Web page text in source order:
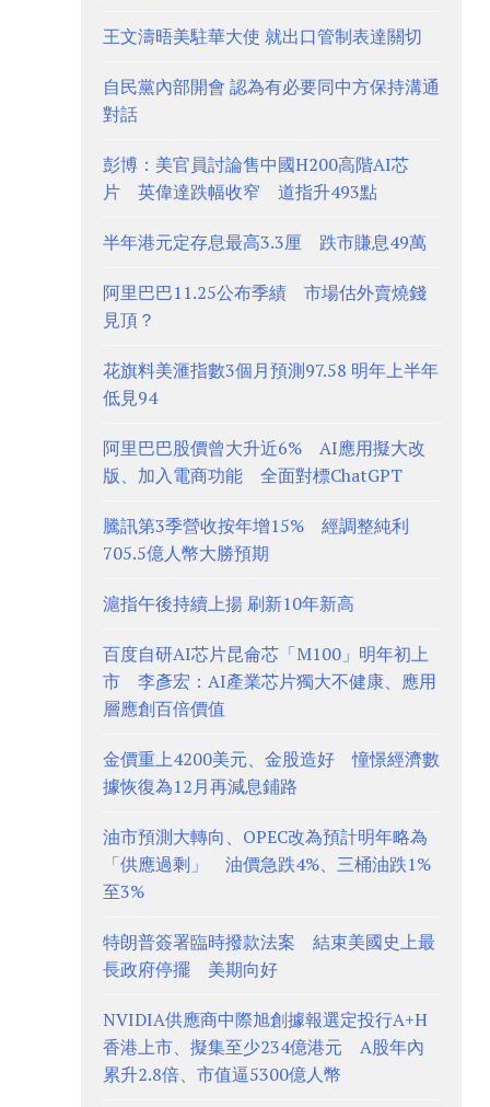
王文濤晤美駐華大使 就出口管制表達關切
自民黨內部開會 認為有必要同中方保持溝通
對話
彭博：美官員討論售中國H200高階AI芯
片 英偉達跌幅收窄 道指升493點
半年港元定存息最高3.3厘 跌市賺息49萬
阿里巴巴11.25公布季績 市場估外賣燒錢
見頂？
花旗料美滙指數3個月預測97.58 明年上半年
低見94
阿里巴巴股價曾大升近6% AI應用擬大改
版、加入電商功能 全面對標ChatGPT
騰訊第3季營收按年增15% 經調整純利
705.5億人幣大勝預期
滬指午後持續上揚 刷新10年新高
百度自研AI芯片昆侖芯「M100」明年初上
市 李彥宏：AI產業芯片獨大不健康、應用
層應創百倍價值
金價重上4200美元、金股造好 憧憬經濟數
據恢復為12月再減息鋪路
油市預測大轉向、OPEC改為預計明年略為
「供應過剩」 油價急跌4%、三桶油跌1%
至3%
特朗普簽署臨時撥款法案 結束美國史上最
長政府停擺 美期向好
NVIDIA供應商中際旭創據報選定投行A+H
香港上市、擬集至少234億港元 A股年內
累升2.8倍、市值逼5300億人幣